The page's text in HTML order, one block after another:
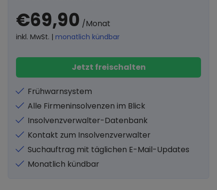
€69,90 /Monat
inkl. MwSt. | monatlich kündbar
Jetzt freischalten
Frühwarnsystem
Alle Firmeninsolvenzen im Blick
Insolvenzverwalter-Datenbank
Kontakt zum Insolvenzverwalter
Suchauftrag mit täglichen E-Mail-Updates
Monatlich kündbar